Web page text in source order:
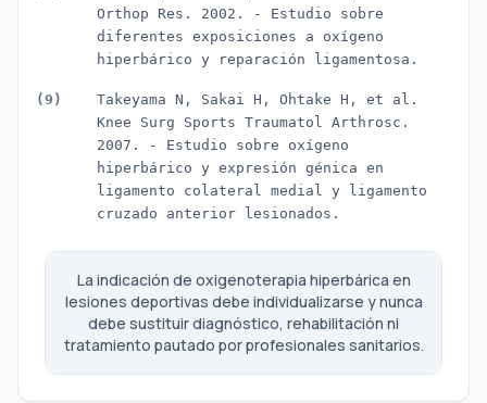
Orthop Res. 2002. - Estudio sobre
diferentes exposiciones a oxígeno
hiperbárico y reparación ligamentosa.
Takeyama N, Sakai H, Ohtake H, et al.
Knee Surg Sports Traumatol Arthrosc.
2007. - Estudio sobre oxígeno
hiperbárico y expresión génica en
ligamento colateral medial y ligamento
cruzado anterior lesionados.
La indicación de oxigenoterapia hiperbárica en
lesiones deportivas debe individualizarse y nunca
debe sustituir diagnóstico, rehabilitación ni
tratamiento pautado por profesionales sanitarios.